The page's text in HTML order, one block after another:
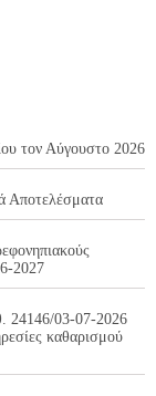
τον Αύγουστο 2026
Αποτελέσματα
2027
24146/03-07-2026
καθαρισμού